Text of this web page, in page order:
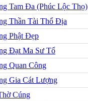
Tam Đa (Phúc Lộc Thọ)
Thần Tài Thổ Địa
Phật Đẹp
Đạt Ma Sư Tổ
Quan Công
Gia Cát Lượng
Cúng